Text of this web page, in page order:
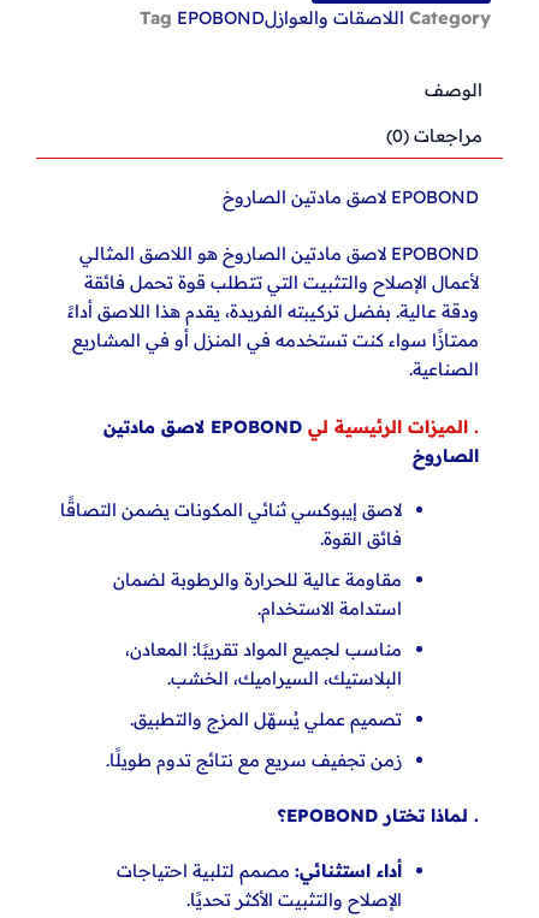
Category اللاصقات والعوازل Tag EPOBOND
الوصف
مراجعات (0)
EPOBOND لاصق مادتين الصاروخ
EPOBOND لاصق مادتين الصاروخ هو اللاصق المثالي
لأعمال الإصلاح والتثبيت التي تتطلب قوة تحمل فائقة
ودقة عالية. بفضل تركيبته الفريدة، يقدم هذا اللاصق أداءً
ممتازًا سواء كنت تستخدمه في المنزل أو في المشاريع
الصناعية.
. الميزات الرئيسية لي
EPOBOND لاصق مادتين
الصاروخ
لاصق إيبوكسي ثنائي المكونات يضمن التصاقًا
فائق القوة.
مقاومة عالية للحرارة والرطوبة لضمان
استدامة الاستخدام.
مناسب لجميع المواد تقريبًا: المعادن،
البلاستيك، السيراميك، الخشب.
تصميم عملي يُسهّل المزج والتطبيق.
زمن تجفيف سريع مع نتائج تدوم طويلًا.
. لماذا تختار EPOBOND؟
أداء استثنائي:مصمم لتلبية احتياجات
الإصلاح والتثبيت الأكثر تحديًا.